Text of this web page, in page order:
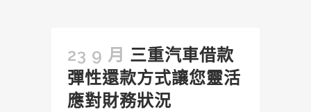
23 9 月 三重汽車借款
彈性還款方式讓您靈活
應對財務狀況